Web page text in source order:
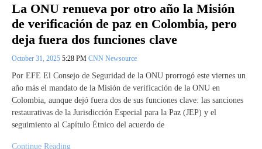
La ONU renueva por otro año la Misión
de verificación de paz en Colombia, pero
deja fuera dos funciones clave
October 31, 2025 5:28 PM CNN Newsource
Por EFE El Consejo de Seguridad de la ONU prorrogó este viernes un
año más el mandato de la Misión de verificación de la ONU en
Colombia, aunque dejó fuera dos de sus funciones clave: las sanciones
restaurativas de la Jurisdicción Especial para la Paz (JEP) y el
seguimiento al Capítulo Étnico del acuerdo de
Continue Reading